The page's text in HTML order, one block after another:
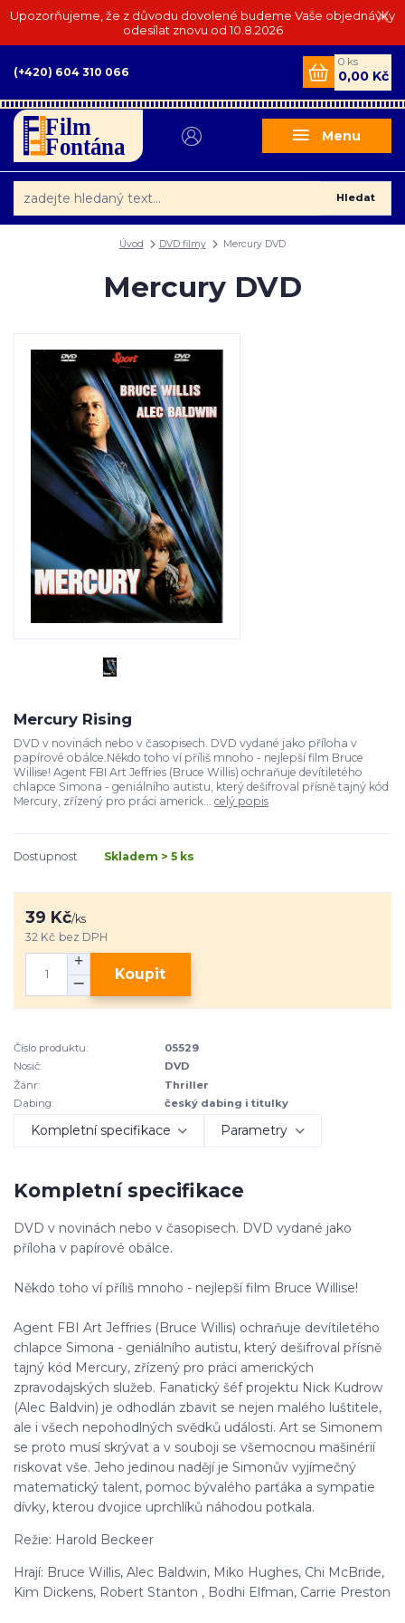
Upozorňujeme, že z důvodu dovolené budeme Vaše objednávky
odesílat znovu od 10.8.2026
Menu
Hledat
(+420) 604 310 066
0 ks
0,00 Kč
Úvod DVD filmy Mercury DVD
Mercury DVD
Mercury Rising
DVD v novinách nebo v časopisech. DVD vydané jako příloha v
papírové obálce.Někdo toho ví příliš mnoho - nejlepší film Bruce
Willise! Agent FBI Art Jeffries (Bruce Willis) ochraňuje devítiletého
chlapce Simona - geniálního autistu, který dešifroval přísně tajný kód
Mercury, zřízený pro práci americk... celý popis
Dostupnost Skladem > 5 ks
39 Kč/ks
32 Kč bez DPH
Koupit
Číslo produktu:
05529
Nosič:
DVD
Žánr:
Thriller
Dabing:
český dabing i titulky
Kompletní specifikace Parametry
Kompletní specifikace
DVD v novinách nebo v časopisech. DVD vydané jako
příloha v papírové obálce.
Někdo toho ví příliš mnoho - nejlepší film Bruce Willise!
Agent FBI Art Jeffries (Bruce Willis) ochraňuje devítiletého
chlapce Simona - geniálního autistu, který dešifroval přísně
tajný kód Mercury, zřízený pro práci amerických
zpravodajských služeb. Fanatický šéf projektu Nick Kudrow
(Alec Baldvin) je odhodlán zbavit se nejen malého luštitele,
ale i všech nepohodlných svědků události. Art se Simonem
se proto musí skrývat a v souboji se všemocnou mašinérií
riskovat vše. Jeho jedinou nadějí je Simonův vyjímečný
matematický talent, pomoc bývalého parťáka a sympatie
dívky, kterou dvojice uprchlíků náhodou potkala.
Režie: Harold Beckeer
Hrají: Bruce Willis, Alec Baldwin, Miko Hughes, Chi McBride,
Kim Dickens, Robert Stanton , Bodhi Elfman, Carrie Preston